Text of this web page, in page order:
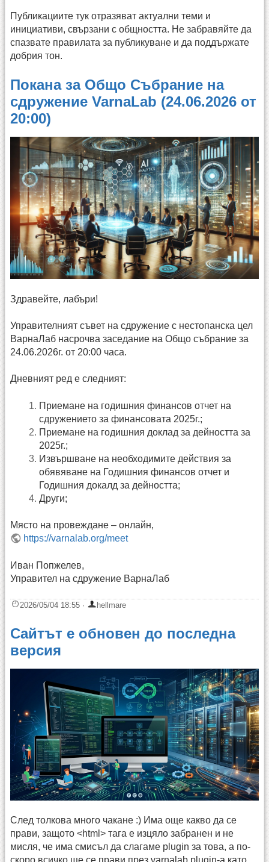
Публикациите тук отразяват актуални теми и
инициативи, свързани с общността. Не забравяйте да
спазвате правилата за публикуване и да поддържате
добрия тон.
Покана за Общо Събрание на
сдружение VarnaLab (24.06.2026 от
20:00)
Здравейте, лабъри!
Управителният съвет на сдружение с нестопанска цел
ВарнаЛаб насрочва заседание на Общо събрание за
24.06.2026г. от 20:00 часа.
Дневният ред е следният:
Приемане на годишния финансов отчет на
сдружението за финансовата 2025г.;
Приемане на годишния доклад за дейността за
2025г.;
Извършване на необходимите действия за
обявяване на Годишния финансов отчет и
Годишния докалд за дейността;
Други;
Място на провеждане – онлайн,
https://varnalab.org/meet
Иван Попжелев,
Управител на сдружение ВарнаЛаб
2026/05/04 18:55 · hellmare
Сайтът е обновен до последна
версия
След толкова много чакане :) Има още какво да се
прави, защото <html> тага е изцяло забранен и не
мисля, че има смисъл да слагаме plugin за това, а по-
скоро всичко ще се прави през varnalab plugin-а като